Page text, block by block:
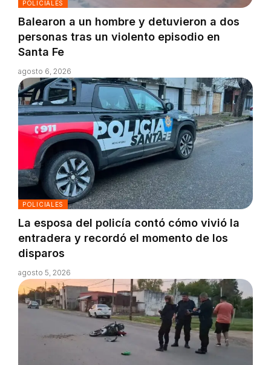
POLICIALES
Balearon a un hombre y detuvieron a dos
personas tras un violento episodio en
Santa Fe
agosto 6, 2026
POLICIALES
La esposa del policía contó cómo vivió la
entradera y recordó el momento de los
disparos
agosto 5, 2026